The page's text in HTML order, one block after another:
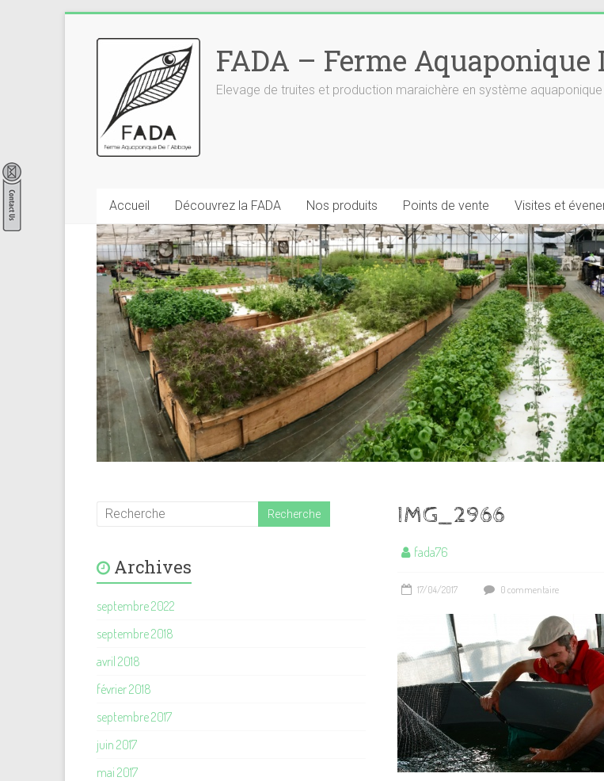
FADA – Ferme Aquaponique
Elevage de truites et production maraichère en système
Accueil Découvrez la FADA Nos produits Points de vente Visites et
IMG_2966
fada76
17/04/2017 0 commentaire
Archives
septembre 2022
septembre 2018
avril 2018
février 2018
septembre 2017
juin 2017
mai 2017